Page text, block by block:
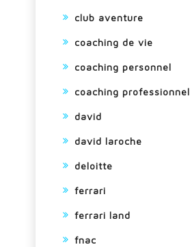
club aventure
coaching de vie
coaching personnel
coaching professionnel
david
david laroche
deloitte
ferrari
ferrari land
fnac